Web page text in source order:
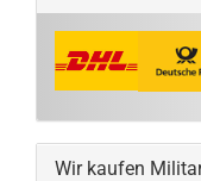
Wir kaufen